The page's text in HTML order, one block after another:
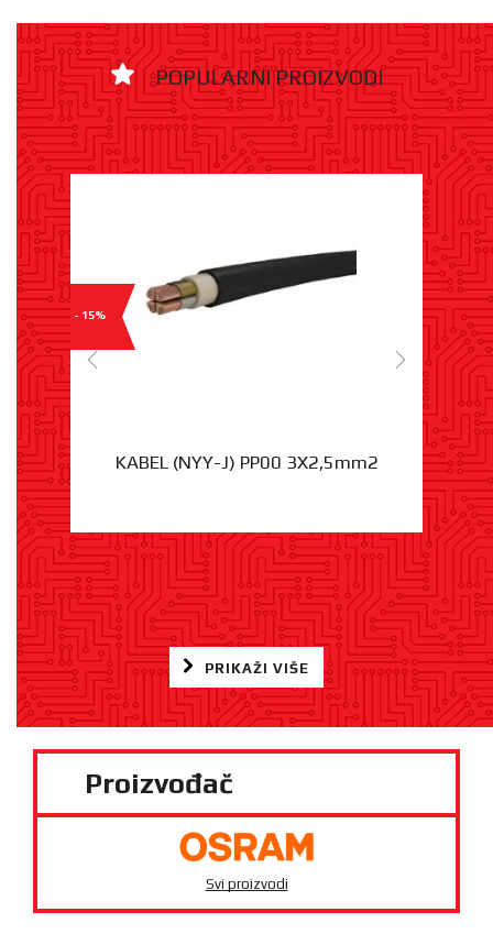
Proizvođač
Svi proizvodi
POPULARNI PROIZVODI
- 15%
KABEL (NYY-J) PP00 3X2,5mm2
PRIKAŽI VIŠE